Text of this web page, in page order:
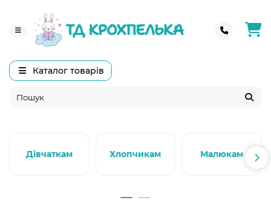
Каталог товарів
Дівчаткам Хлопчикам Малюкам